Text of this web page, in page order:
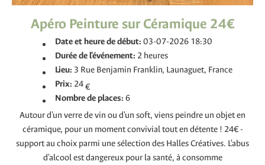
Apéro Peinture sur Céramique 24€
Date et heure de début: 03-07-2026 18:30
Durée de l'événement: 2 heures
Lieu: 3 Rue Benjamin Franklin, Launaguet, France
Prix: 24€
Nombre de places: 6
Autour d'un verre de vin ou d'un soft, viens peindre un objet en
céramique, pour un moment convivial tout en détente ! 24€ -
support au choix parmi une sélection des Halles Créatives. L'abus
d'alcool est dangereux pour la santé, à consomme